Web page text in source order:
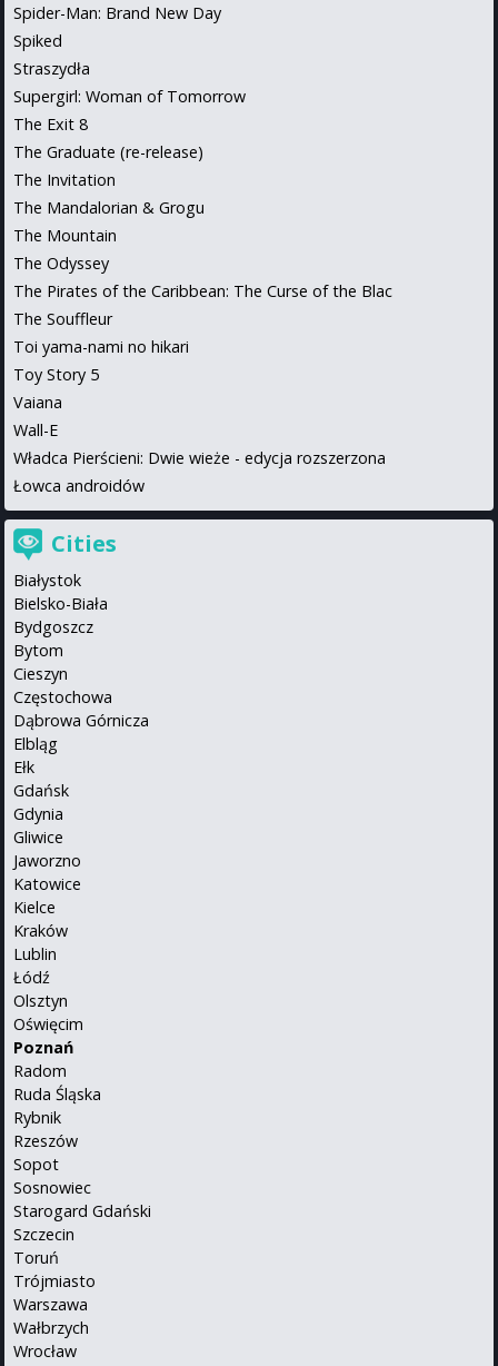
Spider-Man: Brand New Day
Spiked
Straszydła
Supergirl: Woman of Tomorrow
The Exit 8
The Graduate (re-release)
The Invitation
The Mandalorian & Grogu
The Mountain
The Odyssey
The Pirates of the Caribbean: The Curse of the Blac
The Souffleur
Toi yama-nami no hikari
Toy Story 5
Vaiana
Wall-E
Władca Pierścieni: Dwie wieże - edycja rozszerzona
Łowca androidów
Cities
Białystok
Bielsko-Biała
Bydgoszcz
Bytom
Cieszyn
Częstochowa
Dąbrowa Górnicza
Elbląg
Ełk
Gdańsk
Gdynia
Gliwice
Jaworzno
Katowice
Kielce
Kraków
Lublin
Łódź
Olsztyn
Oświęcim
Poznań
Radom
Ruda Śląska
Rybnik
Rzeszów
Sopot
Sosnowiec
Starogard Gdański
Szczecin
Toruń
Trójmiasto
Warszawa
Wałbrzych
Wrocław